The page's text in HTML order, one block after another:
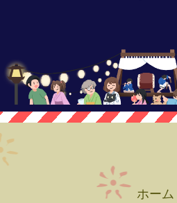
ホーム